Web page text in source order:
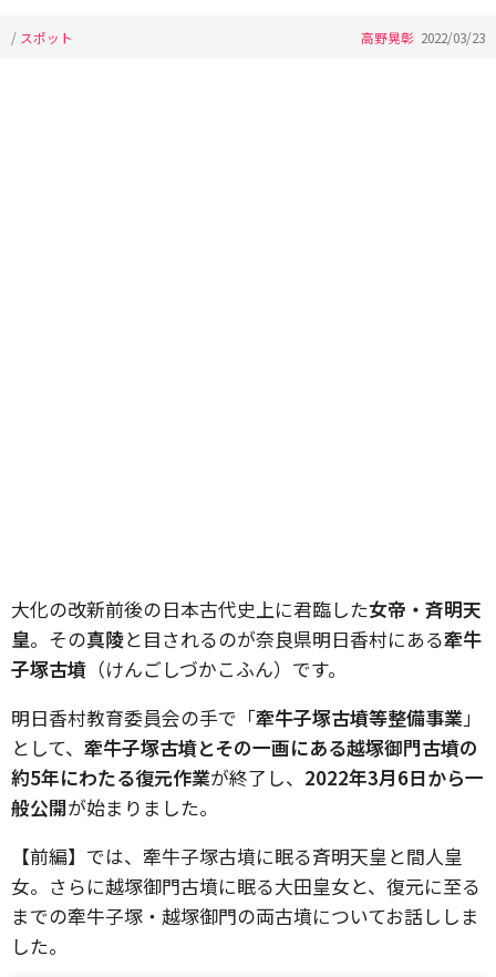
/ スポット 高野晃彰 2022/03/23
大化の改新前後の日本古代史上に君臨した女帝・斉明天
皇。その真陵と目されるのが奈良県明日香村にある牽牛
子塚古墳 （けんごしづかこふん）です。
明日香村教育委員会の手で「牽牛子塚古墳等整備事業」
として、 牽牛子塚古墳とその一画にある越塚御門古墳の
約5年にわたる復元作業が終了し、 2022年3月6日から一
般公開が始まりました。
【前編】では、牽牛子塚古墳に眠る斉明天皇と間人皇
女。さらに越塚御門古墳に眠る大田皇女と、復元に至る
までの牽牛子塚・越塚御門の両古墳についてお話ししま
した。